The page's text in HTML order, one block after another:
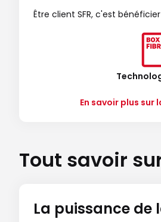
Être client SFR, c'est
En savoir plus sur
Tout savoir
La puissance de